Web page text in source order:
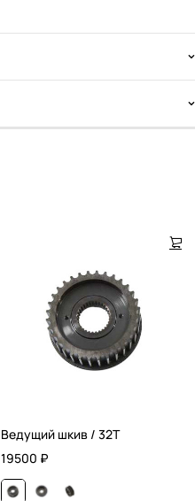
Ведущий шкив / 32T
19500 ₽